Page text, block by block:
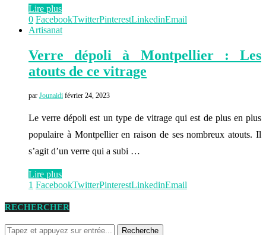
Lire plus
0 FacebookTwitterPinterestLinkedinEmail
Artisanat
Verre dépoli à Montpellier : Les
atouts de ce vitrage
par Jounaidi février 24, 2023
Le verre dépoli est un type de vitrage qui est de plus en plus
populaire à Montpellier en raison de ses nombreux atouts. Il
s’agit d’un verre qui a subi …
Lire plus
1 FacebookTwitterPinterestLinkedinEmail
RECHERCHER